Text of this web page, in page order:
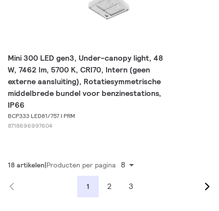
Mini 300 LED gen3, Under-canopy light, 48
W, 7462 lm, 5700 K, CRI70, Intern (geen
externe aansluiting), Rotatiesymmetrische
middelbrede bundel voor benzinestations,
IP66
BCP333 LED81/757 I PRM
8718696997604
18 artikelen Producten per pagina 8
1 2 3